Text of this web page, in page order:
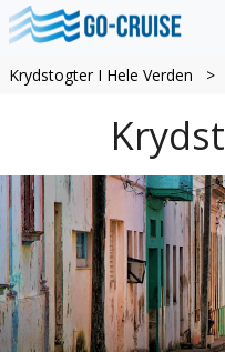
Krydstogter I Hele Verden